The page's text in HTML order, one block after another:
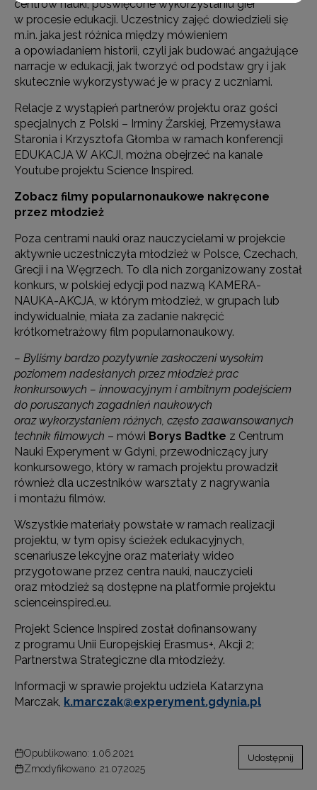
centrów nauki, poświęcone wykorzystaniu gier
w procesie edukacji. Uczestnicy zajęć dowiedzieli się
m.in. jaka jest różnica między mówieniem
a opowiadaniem historii, czyli jak budować angażujące
narracje w edukacji, jak tworzyć od podstaw gry i jak
skutecznie wykorzystywać je w pracy z uczniami.
Relacje z wystąpień partnerów projektu oraz gości
specjalnych z Polski – Irminy Żarskiej, Przemysława
Staronia i Krzysztofa Głomba w ramach konferencji
EDUKACJA W AKCJI, można obejrzeć na kanale
Youtube projektu Science Inspired.
Zobacz filmy popularnonaukowe nakręcone
przez młodzież
Poza centrami nauki oraz nauczycielami w projekcie
aktywnie uczestniczyła młodzież w Polsce, Czechach,
Grecji i na Węgrzech. To dla nich zorganizowany został
konkurs, w polskiej edycji pod nazwą KAMERA-
NAUKA-AKCJA, w którym młodzież, w grupach lub
indywidualnie, miała za zadanie nakręcić
krótkometrażowy film popularnonaukowy.
– Byliśmy bardzo pozytywnie zaskoczeni wysokim
poziomem nadesłanych przez młodzież prac
konkursowych – innowacyjnym i ambitnym podejściem
do poruszanych zagadnień naukowych
oraz wykorzystaniem różnych, często zaawansowanych
technik filmowych – mówi Borys Badtke z Centrum
Nauki Experyment w Gdyni, przewodniczący jury
konkursowego, który w ramach projektu prowadził
również dla uczestników warsztaty z nagrywania
i montażu filmów.
Wszystkie materiały powstałe w ramach realizacji
projektu, w tym opisy ścieżek edukacyjnych,
scenariusze lekcyjne oraz materiały wideo
przygotowane przez centra nauki, nauczycieli
oraz młodzież są dostępne na platformie projektu
scienceinspired.eu.
Projekt Science Inspired został dofinansowany
z programu Unii Europejskiej Erasmus+, Akcji 2;
Partnerstwa Strategiczne dla młodzieży.
Informacji w sprawie projektu udziela Katarzyna
Marczak, k.marczak@experyment.gdynia.pl
Opublikowano: 1.06.2021
Zmodyfikowano: 21.07.2025
Udostępnij